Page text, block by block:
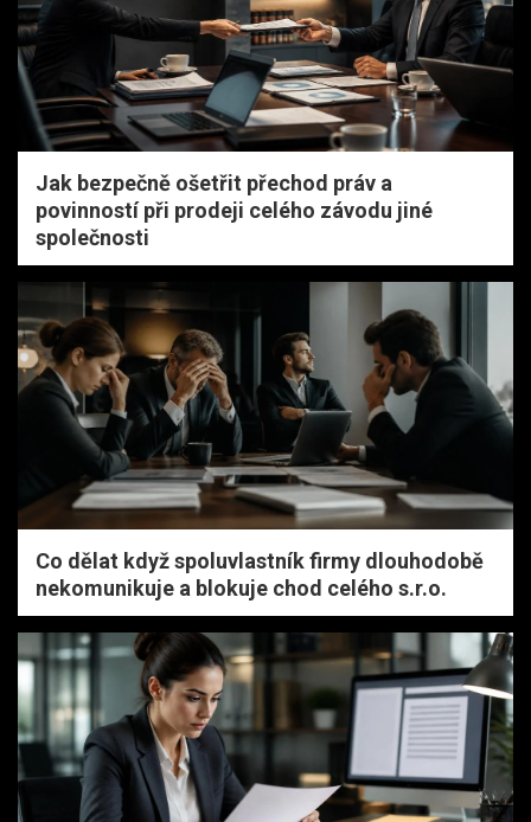
Jak bezpečně ošetřit přechod práv a
povinností při prodeji celého závodu jiné
společnosti
Co dělat když spoluvlastník firmy dlouhodobě
nekomunikuje a blokuje chod celého s.r.o.